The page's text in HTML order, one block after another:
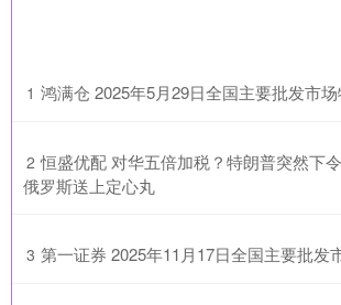
1 鸿满仓 2025年5月29日全国主要批发市
2 恒盛优配 对华五倍加税？特朗普突然下
俄罗斯送上定心丸
3 第一证券 2025年11月17日全国主要批发